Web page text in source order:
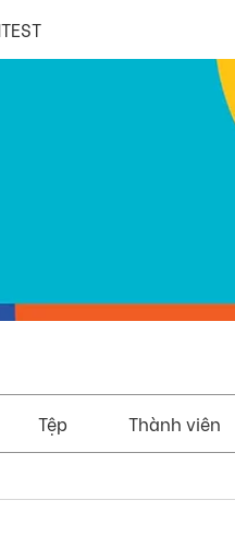
Tệp Thành viên